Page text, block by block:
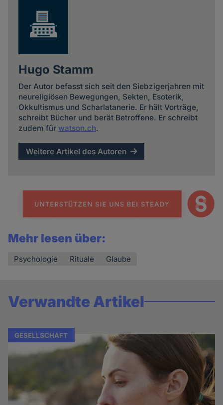
Hugo Stamm
Der Autor befasst sich seit den Siebzigerjahren mit
neureligiösen Bewegungen, Sekten, Esoterik,
Okkultismus und Scharlatanerie. Er hält Vorträge,
schreibt Bücher und berät Betroffene. Er schreibt
zudem für watson.ch.
Weitere Artikel des Autoren
Mehr lesen über:
Psychologie Rituale Glaube
Verwandte Artikel
GESELLSCHAFT